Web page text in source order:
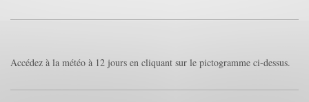
Accédez à la météo à 12 jours en cliquant sur le pictogramme ci-dessus.